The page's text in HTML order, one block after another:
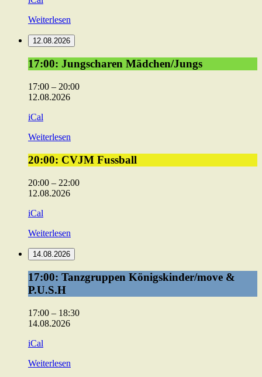
Weiterlesen
12.08.2026
17:00:
Jungscharen
Mädchen/Jungs
17:00: Jungscharen Mädchen/Jungs
17:00 – 20:00
12.08.2026
iCal
Weiterlesen
20:00:
CVJM
Fussball
20:00: CVJM Fussball
20:00 – 22:00
12.08.2026
iCal
Weiterlesen
14.08.2026
17:00:
Tanzgruppen
Königskinder/move
P.U.S.H
17:00: Tanzgruppen Königskinder/move &
P.U.S.H
17:00 – 18:30
14.08.2026
iCal
Weiterlesen